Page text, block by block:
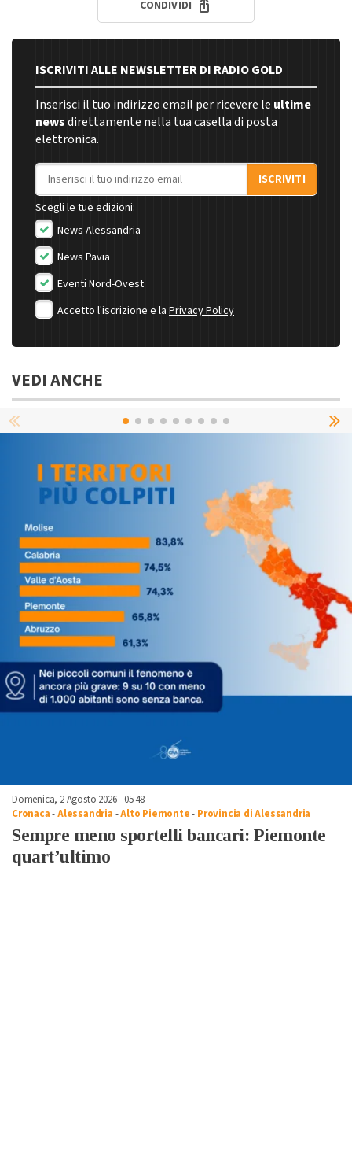
CONDIVIDI
ISCRIVITI ALLE NEWSLETTER DI RADIO GOLD
Inserisci il tuo indirizzo email per ricevere le ultime
newsdirettamente nella tua casella di posta
elettronica.
Indirizzo email
ISCRIVITI
Scegli le tue edizioni:
News Alessandria
News Pavia
Eventi Nord-Ovest
Accetto l'iscrizione e la Privacy Policy
VEDI ANCHE
Domenica, 2 Agosto 2026 - 05:48
Cronaca-Alessandria -Alto Piemonte- Provincia di Alessandria
Sempre meno sportelli bancari: Piemonte
quart’ultimo